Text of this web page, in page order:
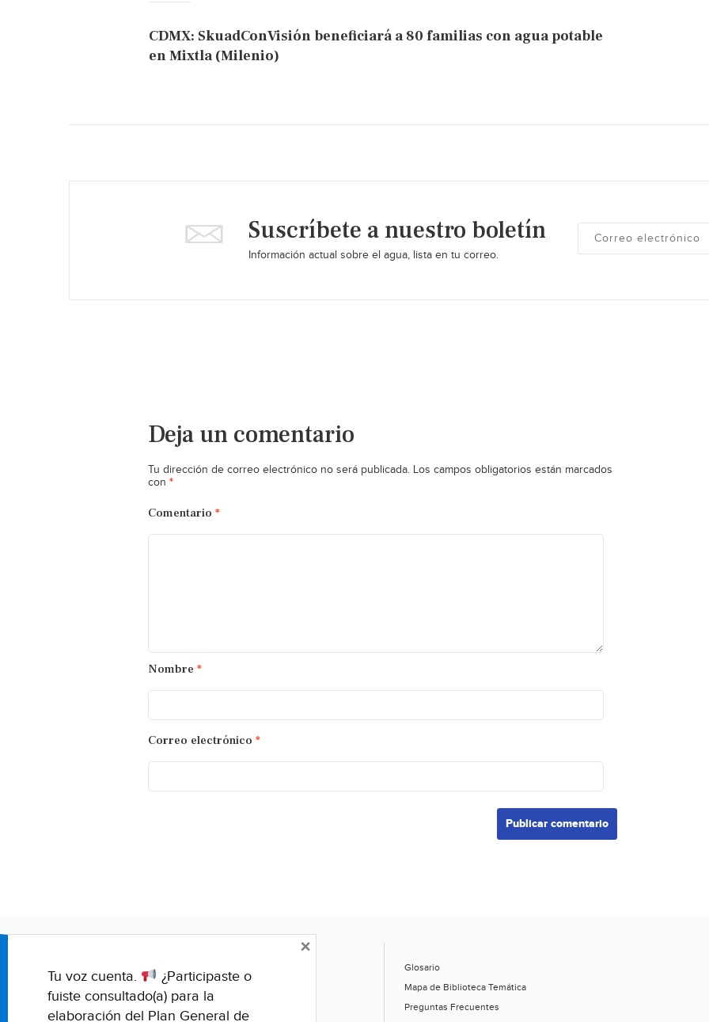
CDMX: SkuadConVisión beneficiará a 80 familias con agua potable
en Mixtla (Milenio)
Suscríbete a nuestro boletín
Información actual sobre el agua, lista en tu correo.
Deja un comentario
Tu dirección de correo electrónico no será publicada. Los campos obligatorios están marcados
con *
Comentario *
Nombre *
Correo electrónico *
Glosario
Mapa de Biblioteca Temática
Preguntas Frecuentes
Tu voz cuenta.
¿Participaste o
fuiste consultado(a) para la
elaboración del Plan General de
×